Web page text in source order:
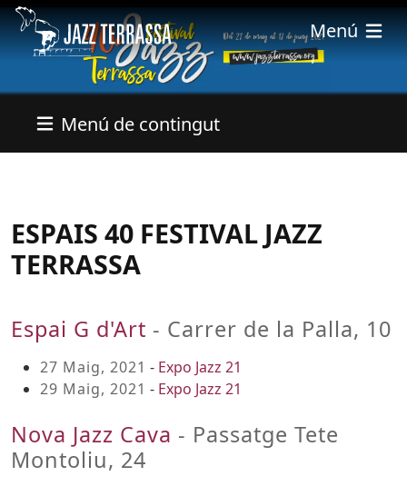
Vés al contingut
Menú
Menú de contingut
ESPAIS 40 FESTIVAL JAZZ
TERRASSA
Espai G d'Art - Carrer de la Palla, 10
27 Maig, 2021 - Expo Jazz 21
29 Maig, 2021 - Expo Jazz 21
Nova Jazz Cava - Passatge Tete
Montoliu, 24